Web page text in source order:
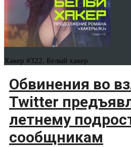
Хакер #322. Белый хакер
Обвинения во
Twitter
летнему
сообщникам